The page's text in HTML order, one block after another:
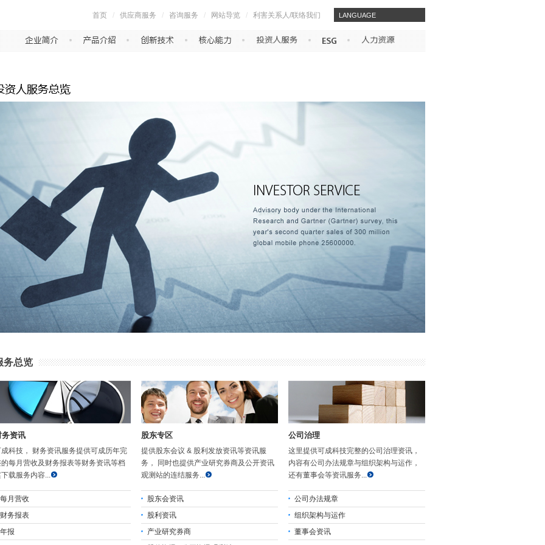
务总览
务资讯
科技， 财务资讯服务提供可成历年完
每月营收及财务报表等财务资讯等档
载服务内容...
每月营收
财务报表
年报
股东专区
提供股东会议 & 股利发放资讯等资讯服
务， 同时也提供产业研究券商及公开资讯
观测站的连结服务...
股东会资讯
股利资讯
产业研究券商
公司治理
这里提供可成科技完整的公司治理资讯，
内容有公司办法规章与组织架构与运作，
还有董事会等资讯服务...
公司办法规章
组织架构与运作
董事会资讯
首页 / 供应商服务 / 咨询服务 / 网站导览 / 利害关系人/联络我们 ​​LANGUAGE